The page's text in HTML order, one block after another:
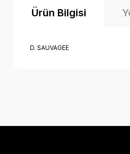
Ürün Bilgisi
D. SAUVAGEE
Ürün resmi kalitesiz, bozuk